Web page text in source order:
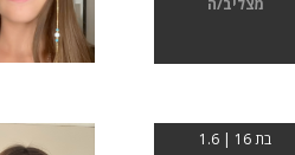
מצליב/ה
בת 16 | 1.6